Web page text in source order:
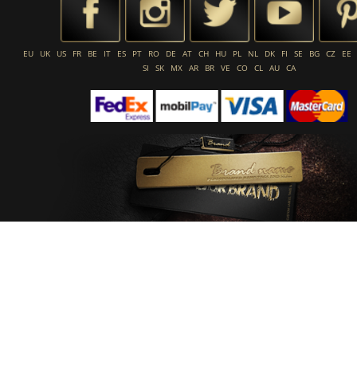
EU UK US FR BE IT ES PT RO DE AT CH HU PL NL DK FI SE BG CZ
EE
SI
SK MX AR BR VE CO CL AU CA